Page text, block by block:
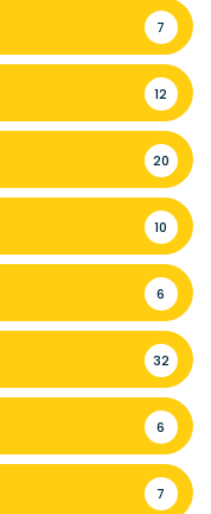
7
12
20
10
6
32
6
7